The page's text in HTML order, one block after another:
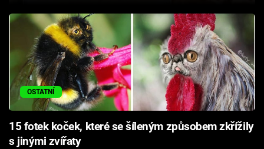
OSTATNÍ
15 fotek koček, které se šíleným způsobem zkřížily
s jinými zvířaty